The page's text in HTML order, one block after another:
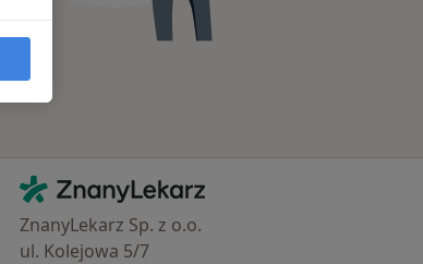
Kontakt
ZnanyLekarz - Strona główna
ZnanyLekarz Sp. z o.o.
ul. Kolejowa 5/7